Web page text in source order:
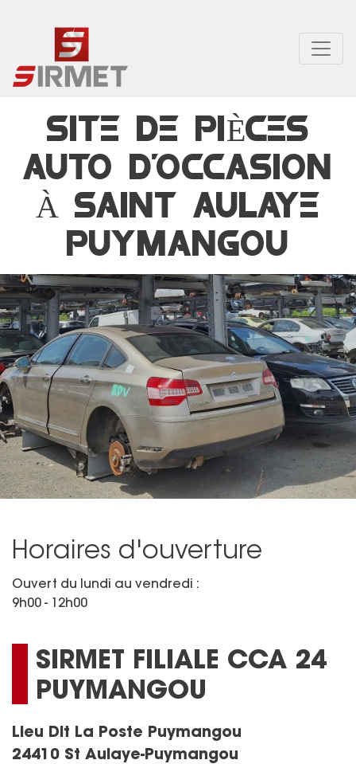
SITE DE PIÈCES
AUTO D'OCCASION
À SAINT AULAYE
PUYMANGOU
Horaires d'ouverture
Ouvert du lundi au vendredi :
9h00 - 12h00
SIRMET FILIALE CCA 24
PUYMANGOU
Lieu Dit La Poste Puymangou
24410 St Aulaye-Puymangou